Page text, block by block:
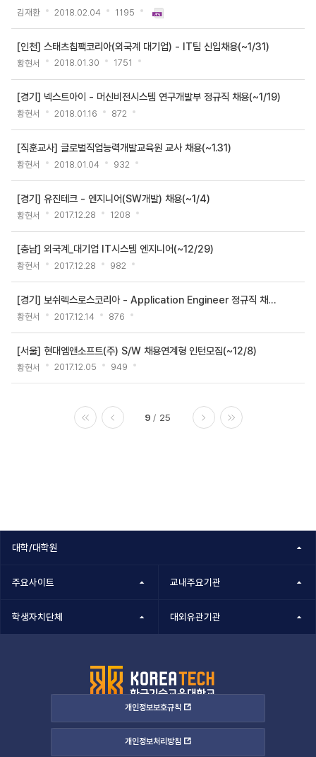
김재환 2018.02.04 1195
[인천] 스태츠칩팩코리아(외국계 대기업) - IT팀 신입채용(~1/31)
황현서 2018.01.30 1751
[경기] 넥스트아이 - 머신비전시스템 연구개발부 정규직 채용(~1/19)
황현서 2018.01.16 872
[직훈교사] 글로벌직업능력개발교육원 교사 채용(~1.31)
황현서 2018.01.04 932
[경기] 유진테크 - 엔지니어(SW개발) 채용(~1/4)
황현서 2017.12.28 1208
[충남] 외국계_대기업 IT시스템 엔지니어(~12/29)
황현서 2017.12.28 982
[경기] 보쉬렉스로스코리아 - Application Engineer 정규직 채용(~12/19)
황현서 2017.12.14 876
[서울] 현대엠앤소프트(주) S/W 채용연계형 인턴모집(~12/8)
황현서 2017.12.05 949
9 25
대학/대학원
주요사이트 교내주요기관
학생자치단체 대외유관기관
개인정보보호규칙
개인정보처리방침